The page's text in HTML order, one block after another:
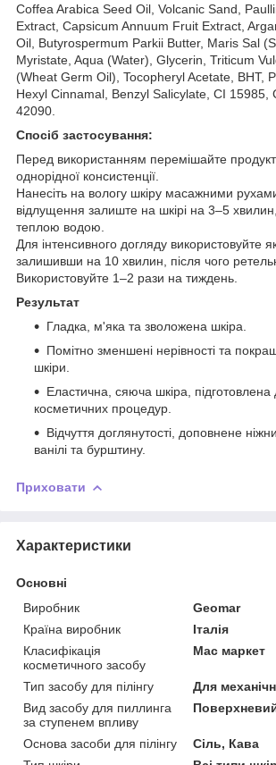
Coffea Arabica Seed Oil, Volcanic Sand,
Extract, Capsicum Annuum Fruit Extract,
Oil, Butyrospermum Parkii Butter, Maris Sal
Myristate, Aqua (Water), Glycerin, Triticum
(Wheat Germ Oil), Tocopheryl Acetate, BHT,
Hexyl Cinnamal, Benzyl Salicylate, CI 15985,
42090.
Спосіб застосування:
Перед використанням перемішайте
однорідної консистенції.
Нанесіть на вологу шкіру масажними
відлущення залиште на шкірі на 3–5
теплою водою.
Для інтенсивного догляду використовуйте
залишивши на 10 хвилин, після чого
Використовуйте 1–2 рази на тиждень.
Результат
Гладка, м'яка та зволожена шкіра.
Помітно зменшені нерівності та
шкіри.
Еластична, сяюча шкіра,
косметичних процедур.
Відчуття доглянутості, доповнене
ванілі та бурштину.
Приховати
Характеристики
Основні
Виробник
Geomar
Країна виробник
Італія
Класифікація
косметичного засобу
Мас маркет
Тип засобу для пілінгу
Для
Вид засобу для пиллинга
за ступенем впливу
Основа засоби для пілінгу
Сіль, Кава